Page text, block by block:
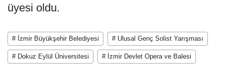
üyesi oldu.
# İzmir Büyükşehir Belediyesi # Ulusal Genç Solist Yarışması
# Dokuz Eylül Üniversitesi # İzmir Devlet Opera ve Balesi